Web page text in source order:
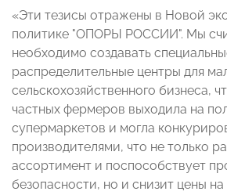
«Эти тезисы отражены в Новой
политике "ОПОРЫ РОССИИ". Мы
необходимо создавать
распределительные центры для
сельскохозяйственного бизнеса,
частных фермеров выходила на
супермаркетов и могла
производителями, что не только
ассортимент и поспособствует
безопасности, но и снизит цены на